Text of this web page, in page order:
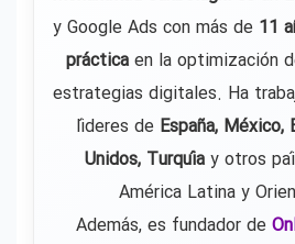
y Google Ads con más de 11
prácticaen la optimización
estrategias digitales. Ha
líderes de España, México,
Unidos, Turquíay otros
América Latina y
Además, es fundador de